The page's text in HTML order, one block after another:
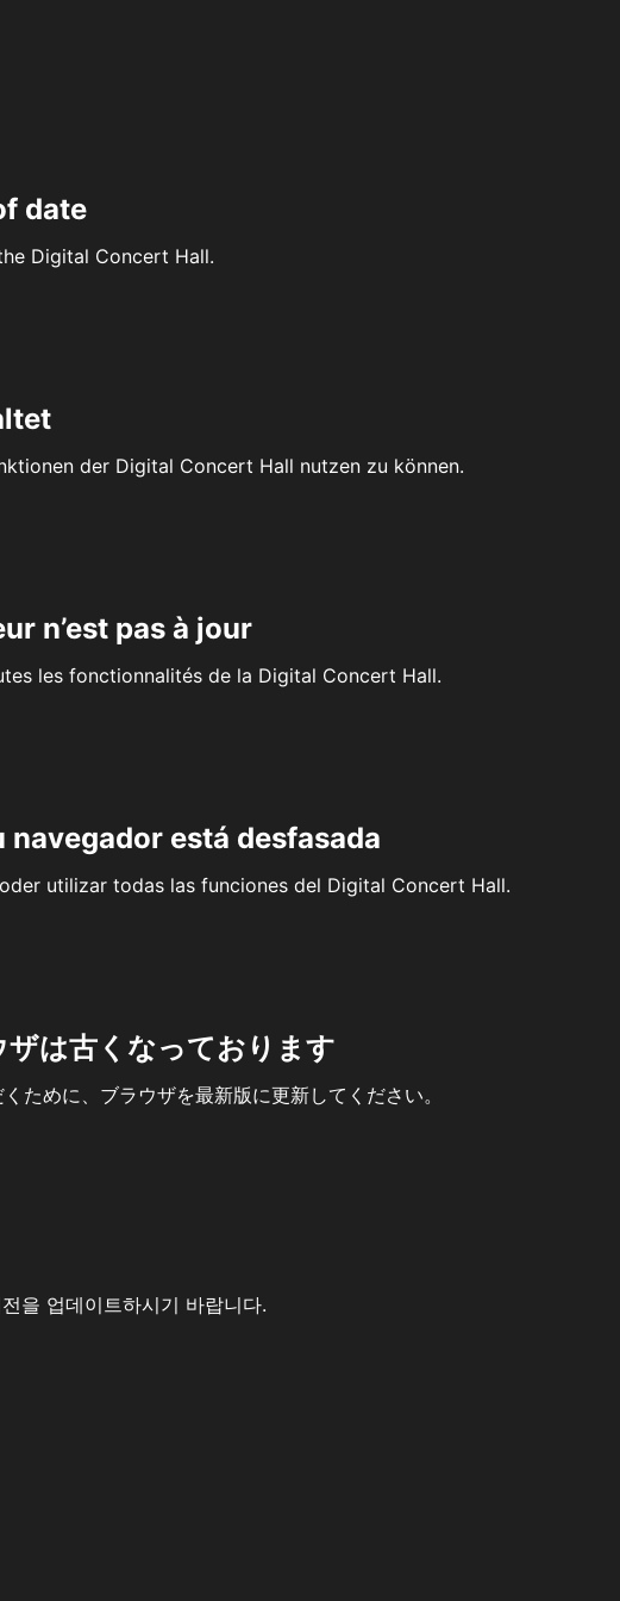
date
Digital Concert Hall.
der Digital Concert Hall nutzen zu können.
n’est pas à jour
les fonctionnalités de la Digital Concert Hall.
está desfasada
utilizar todas las funciones del Digital Concert Hall.
は古くなっております
ために、ブラウザを最新版に更新してください。
을 업데이트하시기 바랍니다.